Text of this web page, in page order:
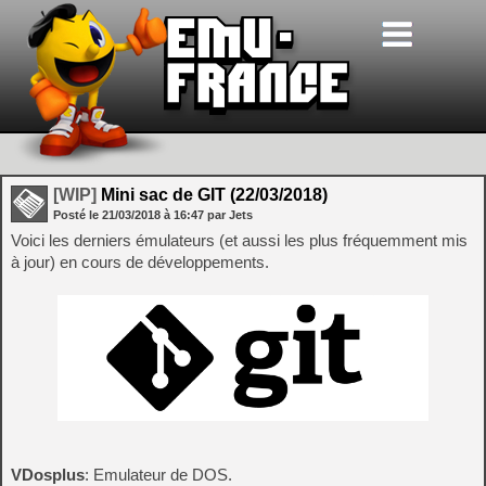
[WIP] Mini sac de GIT (22/03/2018)
Posté le 21/03/2018 à 16:47 par Jets
Voici les derniers émulateurs (et aussi les plus fréquemment mis
à jour) en cours de développements.
VDosplus: Emulateur de DOS.